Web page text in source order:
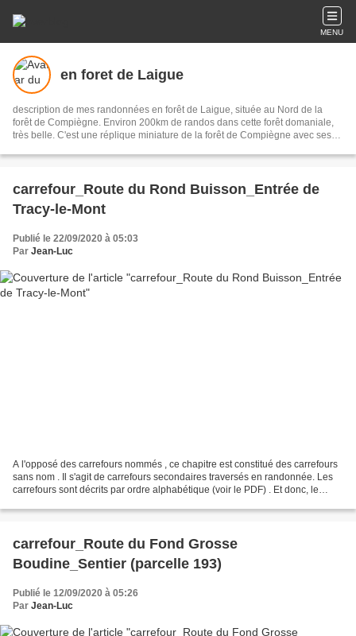
MENU
en foret de Laigue
description de mes randonnées en forêt de Laigue, située au Nord de la
forêt de Compiègne. Environ 200km de randos dans cette forêt domaniale,
très belle. C'est une réplique miniature de la forêt de Compiègne avec ses
illustrée avec environ 10000 photos et les parcours de mes randonnées.
carrefour_Route du Rond Buisson_Entrée de
Tracy-le-Mont
Publié le 22/09/2020 à 05:03
Par Jean-Luc
A l'opposé des carrefours nommés , ce chapitre est constitué des carrefours
sans nom . Il s'agit de carrefours secondaires traversés en randonnée. Les
carrefours sont décrits par ordre alphabétique (voir le PDF) . Et donc, le
carrefour_Route du Fond Grosse
Boudine_Sentier (parcelle 193)
Publié le 12/09/2020 à 05:26
Par Jean-Luc